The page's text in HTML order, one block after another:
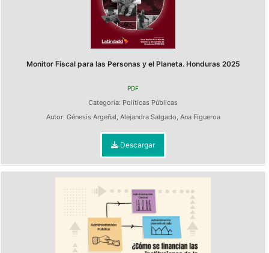
Monitor Fiscal para las Personas y el Planeta. Honduras 2025
PDF
Categoría: Políticas Públicas
Autor: Génesis Argeñal, Alejandra Salgado, Ana Figueroa
Descargar